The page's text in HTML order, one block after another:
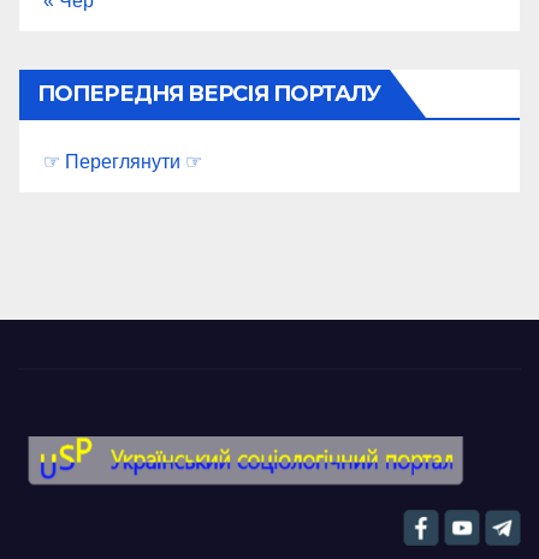
ПОПЕРЕДНЯ ВЕРСІЯ ПОРТАЛУ
☞ Переглянути ☞